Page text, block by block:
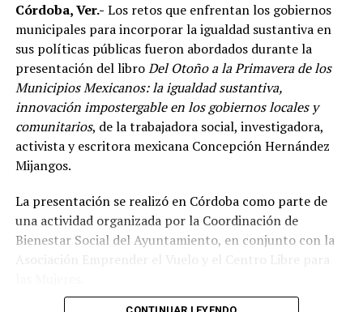
en esta disciplina.
De acuerdo con el dirigente deportivo, México ha
conseguido cinco campeonatos panamericanos
consecutivos por equipos, superando a delegaciones
como Estados Unidos y Brasil, considerado uno de los
países con mayor tradición en las artes marciales
mixtas.
Ante los cuestionamientos sobre el nivel de agresividad
de este deporte, señaló que las competencias cuentan
con reglamentos y categorías diferenciadas de acuerdo
con la edad y experiencia de los participantes.
adultos, con reglas específicas para cada categoría, por
Córdoba, Ver.- Los retos que enfrentan los gobiernos
municipales para incorporar la igualdad sustantiva en
sus políticas públicas fueron abordados durante la
presentación del libroDel Otoño a la Primavera de los
Municipios Mexicanos: la igualdad sustantiva,
innovación impostergable en los gobiernos locales y
comunitarios, de la trabajadora social, investigadora,
activista y escritora mexicana Concepción Hernández
Mijangos.
La presentación se realizó en Córdoba como parte de
una actividad organizada por la Coordinación de
Bienestar Social del Ayuntamiento, en conjunto con la
Asociación Emprender el Vuelo y el Centro Libre para